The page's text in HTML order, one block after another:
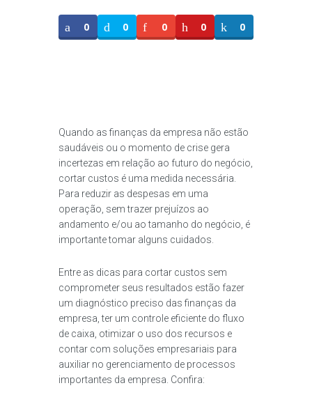
0 0 0 0 0
Quando as finanças da empresa não estão
saudáveis ou o momento de crise gera
incertezas em relação ao futuro do negócio,
cortar custos é uma medida necessária.
Para reduzir as despesas em uma
operação, sem trazer prejuízos ao
andamento e/ou ao tamanho do negócio, é
importante tomar alguns cuidados.
Entre as dicas para cortar custos sem
comprometer seus resultados estão fazer
um diagnóstico preciso das finanças da
empresa, ter um controle eficiente do fluxo
de caixa, otimizar o uso dos recursos e
contar com soluções empresariais para
auxiliar no gerenciamento de processos
importantes da empresa. Confira: